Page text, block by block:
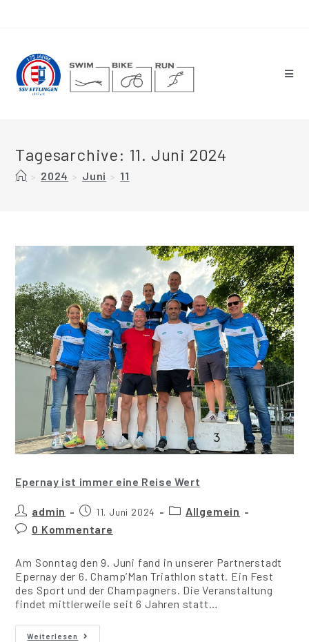
Tagesarchive: 11. Juni 2024
> 2024 > Juni > 11
Epernay ist immer eine Reise Wert
admin 11. Juni 2024
Allgemein
0 Kommentare
Am Sonntag den 9. Juni fand in unserer Partnerstadt
Epernay der 6. Champ’Man Triathlon statt. Ein Fest
des Sport und der Champagners. Die Veranstaltung
findet mittlerweile seit 6 Jahren statt…
Weiterlesen